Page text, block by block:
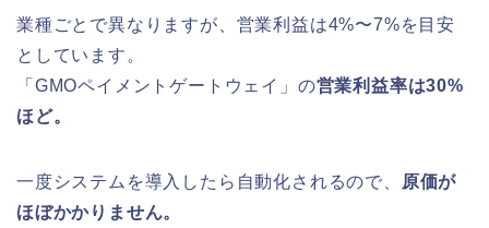
業種ごとで異なりますが、営業利益は4%〜7%を目安
としています。
「GMOペイメントゲートウェイ」の営業利益率は30%
ほど。
一度システムを導入したら自動化されるので、 原価が
ほぼかかりません。